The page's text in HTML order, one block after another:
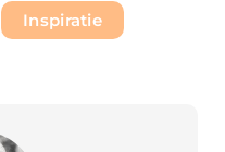
Inspiratie